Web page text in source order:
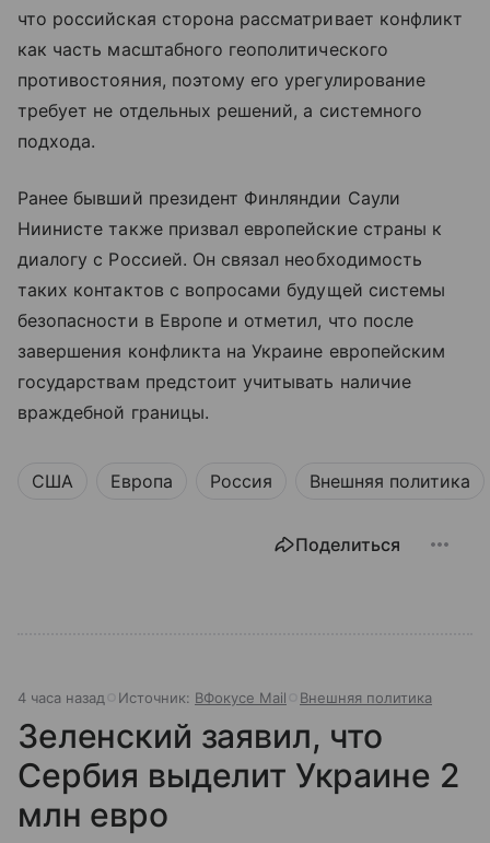
что российская сторона рассматривает конфликт
как часть масштабного геополитического
противостояния, поэтому его урегулирование
требует не отдельных решений, а системного
подхода.
Ранее бывший президент Финляндии Саули
Ниинисте также призвал европейские страны к
диалогу с Россией. Он связал необходимость
таких контактов с вопросами будущей системы
безопасности в Европе и отметил, что после
завершения конфликта на Украине европейским
государствам предстоит учитывать наличие
враждебной границы.
США Европа Россия Внешняя политика
Поделиться
4 часа назад Источник: ВФокусе Mail Внешняя политика
Зеленский заявил, что
Сербия выделит Украине 2
млн евро